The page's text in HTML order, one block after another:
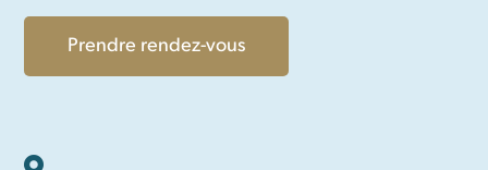
Prendre rendez-vous